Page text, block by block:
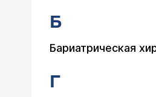
Б
Бариатрическая
Г